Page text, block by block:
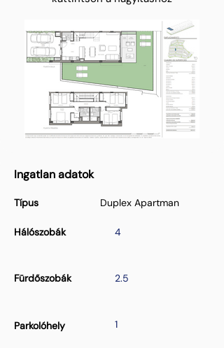
Ingatlan adatok
Típus
Hálószobák
Duplex Apartman
4
Fürdőszobák 2.5
Parkolóhely 1